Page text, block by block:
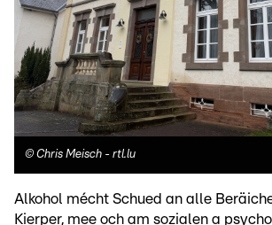
© Chris Meisch - rtl.lu
Alkohol mécht Schued an alle
Kierper, mee och am sozialen a